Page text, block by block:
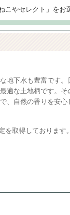
こやセレクト」をお
地下水も豊富です。
適な土地柄です。そ
、自然の香りを安心
を取得しております。